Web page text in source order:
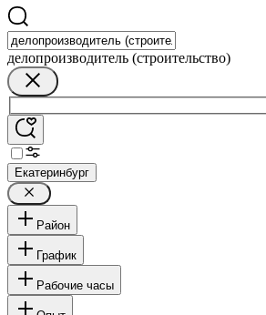
делопроизводитель (строительство)
Екатеринбург
Район
График
Рабочие часы